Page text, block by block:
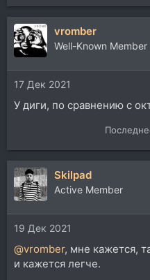
vromber
Well-Known Member
17 Дек 2021
У диги, по сравнению с
Skilpad
Active Member
19 Дек 2021
@vromber, мне кажется,
и кажется легче.